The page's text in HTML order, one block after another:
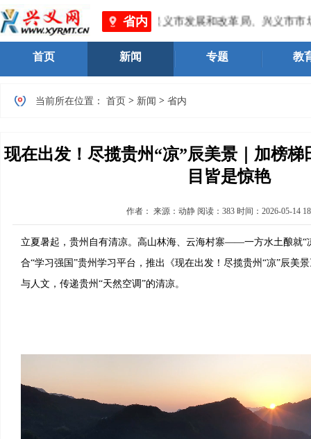
省内
义市文体广电旅游局、兴义市发展和改革局、兴义市市场监
首页 新闻 专题 教
当前所在位置： 首页 > 新闻 > 省内
现在出发！尽揽贵州“凉”辰美景｜加榜
目皆是惊艳
作者： 来源：动静 阅读： 383 时间： 2026-05-14
立夏暑起，贵州自有清凉。高山林海、云海村寨——一方水土酿就“
合“学习强国”贵州学习平台，推出《现在出发！尽揽贵州“凉”辰美
与人文，传递贵州“天然空调”的清凉。